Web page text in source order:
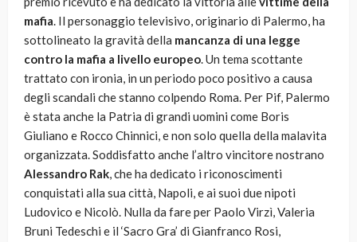
mafia. Il personaggio televisivo, originario di Palermo, ha
sottolineato la gravità della mancanza di una legge
contro la mafia a livello europeo. Un tema scottante
trattato con ironia, in un periodo poco positivo a causa
degli scandali che stanno colpendo Roma. Per Pif, Palermo
è stata anche la Patria di grandi uomini come Boris
Giuliano e Rocco Chinnici, e non solo quella della malavita
organizzata. Soddisfatto anche l’altro vincitore nostrano
Alessandro Rak, che ha dedicato i riconoscimenti
conquistati alla sua città, Napoli, e ai suoi due nipoti
Ludovico e Nicolò. Nulla da fare per Paolo Virzì, Valeria
Bruni Tedeschi e il ‘Sacro Gra’ di Gianfranco Rosi,